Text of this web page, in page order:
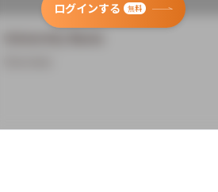
ログインする 無料